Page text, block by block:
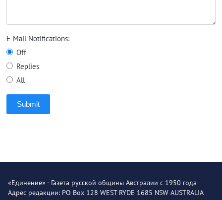
E-Mail Notifications:
Off
Replies
All
Submit
«Единение» - Газета русской общины Австралии с 1950 года
Адрес редакции: PO Box 128 WEST RYDE 1685 NSW AUSTRALIA